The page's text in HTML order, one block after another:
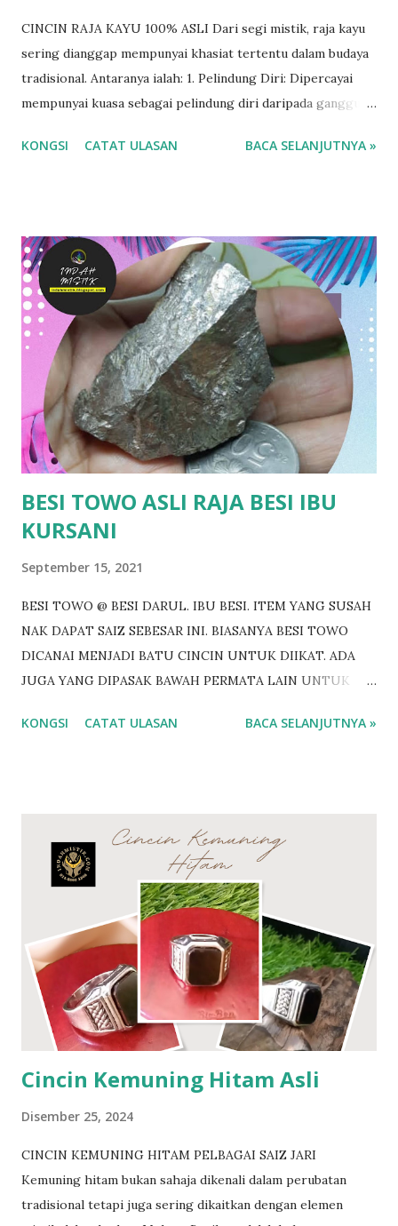
CINCIN RAJA KAYU 100% ASLI Dari segi mistik, raja kayu
sering dianggap mempunyai khasiat tertentu dalam budaya
tradisional. Antaranya ialah: 1. Pelindung Diri: Dipercayai
mempunyai kuasa sebagai pelindung diri daripada gangguan
sebagai tangkal atau memakai sebagai perhiasan untuk
dalam meditasi atau sebagai alat dalam rawatan tradisional.
3. Penarik Rezeki: Kayu ini juga dipercayai boleh menarik
rezeki atau keberuntungan. Usahawan tradisional
kadangkala meletakkannya di kedai sebagai simbol tuah dan
rezeki yang berlimpah. 4. Menaikkan Aura Kepimpinan: Raja
kayu juga dianggap menaikkan karisma dan daya
kepimpinan. Mereka yang memakai atau memiliki kayu ini
dikatakan mempunyai pengaruh lebih kuat dalam
komunikasi atau perundingan. Dengan izin Allah jua.
BERMINAT? https://bi...
KONGSI CATAT ULASAN BACA SELANJUTNYA »
BESI TOWO ASLI RAJA BESI IBU
KURSANI
September 15, 2021
BESI TOWO @ BESI DARUL. IBU BESI. ITEM YANG SUSAH
NAK DAPAT SAIZ SEBESAR INI. BIASANYA BESI TOWO
DICANAI MENJADI BATU CINCIN UNTUK DIIKAT. ADA
JUGA YANG DIPASAK BAWAH PERMATA LAIN UNTUK
DICANAI UNTUK 6 HINGGA 7 BATU PERMATA. Antara
Memusnahkan ilmu kebal Pengamal ilmu Hitam merasai
panas bila berdekatan dengan pemilik Besi Towo Perisai
ilmu ghaib Jenis batuan yang amat langka. Tidak berkarat
walau direndam lama didalam air Besi towo adalah Besi Ibu
kursani yg menjadi rantai bumi untuk menghapuskan segala
racun yg ada didalam tanah. Nama lain Besi towo dikenali
sebagai besi darul..besi tawar..besi tua..ibu kursani Ramai
para pesilat..perawat..pendekar yg mencarinya.. Besi amat
keras nak prosesnya pun mengambil masa yg lama. Insya
Allah dengan izin-Nya. Berminat? http://www....
KONGSI CATAT ULASAN BACA SELANJUTNYA »
Cincin Kemuning Hitam Asli
Disember 25, 2024
CINCIN KEMUNING HITAM PELBAGAI SAIZ JARI
Kemuning hitam bukan sahaja dikenali dalam perubatan
tradisional tetapi juga sering dikaitkan dengan elemen